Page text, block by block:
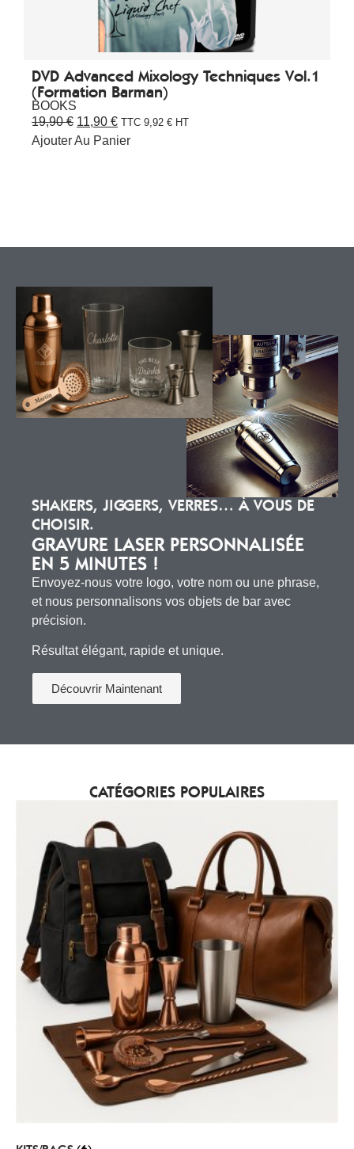
DVD Advanced Mixology Techniques Vol.1
(Formation Barman)
BOOKS
19,90€ 11,90 € TTC 9,92 € HT
Ajouter Au Panier
SHAKERS, JIGGERS, VERRES… À VOUS DE
CHOISIR.
GRAVURE LASER PERSONNALISÉE
EN 5 MINUTES !
Envoyez-nous votre logo, votre nom ou une phrase,
et nous personnalisons vos objets de bar avec
précision.
Résultat élégant, rapide et unique.
Découvrir Maintenant
CATÉGORIES POPULAIRES